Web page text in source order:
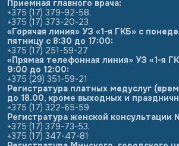
Приемная главного врача:
+375 (17) 379-92-58,
+375 (17) 373-20-23
«Горячая линия» УЗ «1-я ГКБ» с
пятницу с 8:30 до 17:00:
+375 (17) 251-59-27
«Прямая телефонная линия» УЗ «1-я
9:00 до 12:00:
+375 (29) 351-59-21
Регистратура платных медуслуг
до 18.00, кроме выходных и
+375 (17) 322-65-59
Регистратура женской консультации
+375 (17) 379-73-53,
+375 (17) 347-47-81